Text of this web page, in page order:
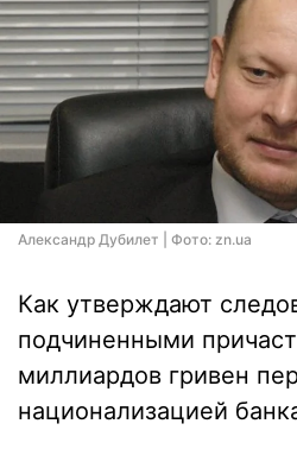
Александр Дубилет | Фото: zn.ua
Как утверждают
подчиненными
миллиардов гривен
национализацией